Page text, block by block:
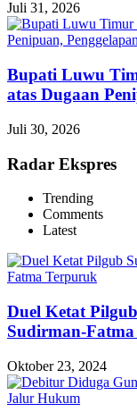
Juli 31, 2026
Bupati Luwu
atas Dugaan
Juli 30, 2026
Radar Ekspres
Trending
Comments
Latest
Duel Ketat
Sudirman-
Oktober 23, 2024